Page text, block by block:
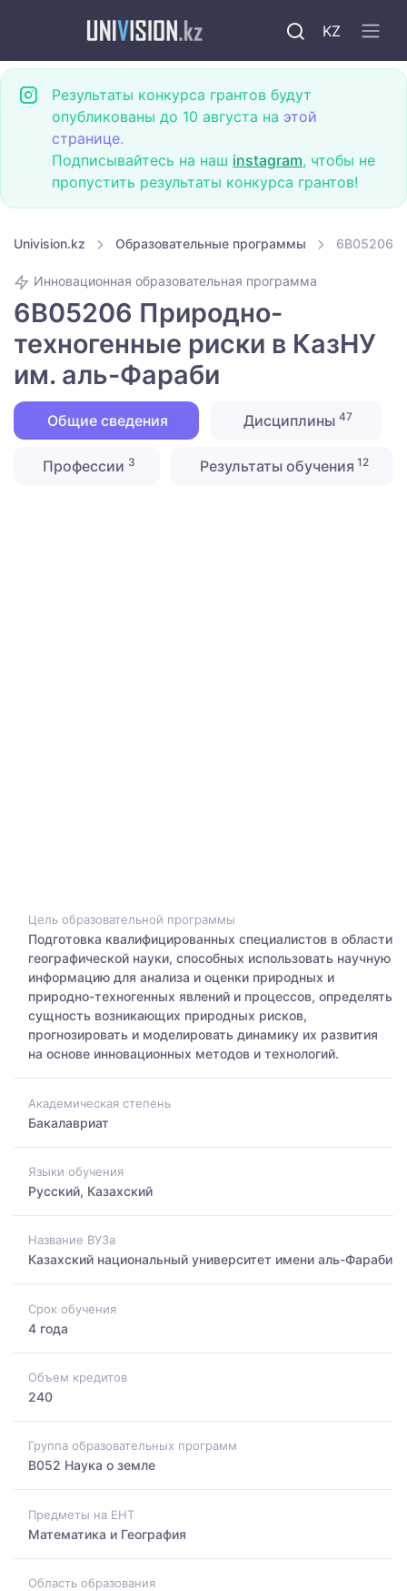
KZ
Результаты конкурса грантов будут
опубликованы до 10 августа на этой
странице.
Подписывайтесь на наш instagram, чтобы не
пропустить результаты конкурса грантов!
Univision.kz Образовательные программы 6B05206
Инновационная образовательная программа
6B05206 Природно-
техногенные риски в КазНУ
им. аль-Фараби
Общие сведения Дисциплины 47
Профессии 3 Результаты обучения 12
Цель образовательной программы
Подготовка квалифицированных специалистов в области
географической науки, способных использовать научную
информацию для анализа и оценки природных и
природно-техногенных явлений и процессов, определять
сущность возникающих природных рисков,
прогнозировать и моделировать динамику их развития
на основе инновационных методов и технологий.
Академическая степень
Бакалавриат
Языки обучения
Русский, Казахский
Название ВУЗа
Казахский национальный университет имени аль-Фараби
Срок обучения
4 года
Объем кредитов
240
Группа образовательных программ
B052 Наука о земле
Предметы на ЕНТ
Математика и География
Область образования